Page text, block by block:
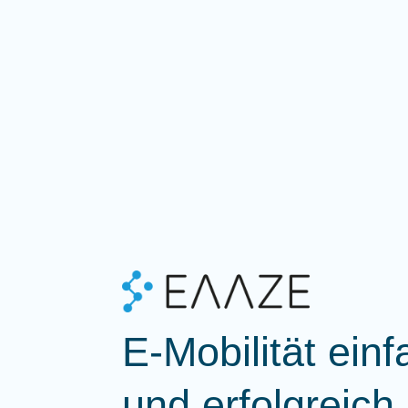
E-Mobilität